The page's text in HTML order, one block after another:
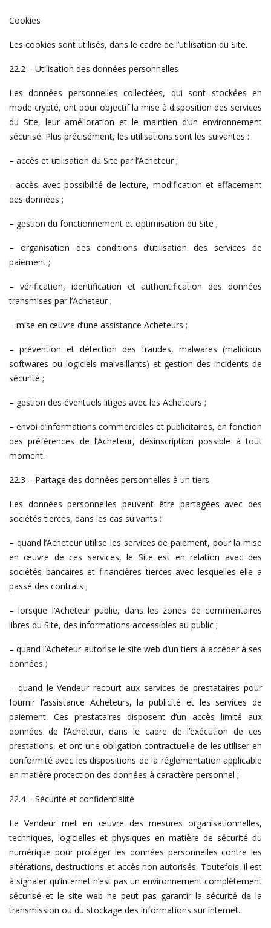
Cookies
Les cookies sont utilisés, dans le cadre de l’utilisation du Site.
22.2 – Utilisation des données personnelles
Les données personnelles collectées, qui sont stockées en
mode crypté, ont pour objectif la mise à disposition des services
du Site, leur amélioration et le maintien d’un environnement
sécurisé. Plus précisément, les utilisations sont les suivantes :
– accès et utilisation du Site par l’Acheteur ;
- accès avec possibilité de lecture, modification et effacement
des données ;
– gestion du fonctionnement et optimisation du Site ;
– organisation des conditions d’utilisation des services de
paiement ;
– vérification, identification et authentification des données
transmises par l’Acheteur ;
– mise en œuvre d’une assistance Acheteurs ;
– prévention et détection des fraudes, malwares (malicious
softwares ou logiciels malveillants) et gestion des incidents de
sécurité ;
– gestion des éventuels litiges avec les Acheteurs ;
– envoi d’informations commerciales et publicitaires, en fonction
des préférences de l’Acheteur, désinscription possible à tout
moment.
22.3 – Partage des données personnelles à un tiers
Les données personnelles peuvent être partagées avec des
sociétés tierces, dans les cas suivants :
– quand l’Acheteur utilise les services de paiement, pour la mise
en œuvre de ces services, le Site est en relation avec des
sociétés bancaires et financières tierces avec lesquelles elle a
passé des contrats ;
– lorsque l’Acheteur publie, dans les zones de commentaires
libres du Site, des informations accessibles au public ;
– quand l’Acheteur autorise le site web d’un tiers à accéder à ses
données ;
– quand le Vendeur recourt aux services de prestataires pour
fournir l’assistance Acheteurs, la publicité et les services de
paiement. Ces prestataires disposent d’un accès limité aux
données de l’Acheteur, dans le cadre de l’exécution de ces
prestations, et ont une obligation contractuelle de les utiliser en
conformité avec les dispositions de la réglementation applicable
en matière protection des données à caractère personnel ;
22.4 – Sécurité et confidentialité
Le Vendeur met en œuvre des mesures organisationnelles,
techniques, logicielles et physiques en matière de sécurité du
numérique pour protéger les données personnelles contre les
altérations, destructions et accès non autorisés. Toutefois, il est
à signaler qu’internet n’est pas un environnement complètement
sécurisé et le site web ne peut pas garantir la sécurité de la
transmission ou du stockage des informations sur internet.